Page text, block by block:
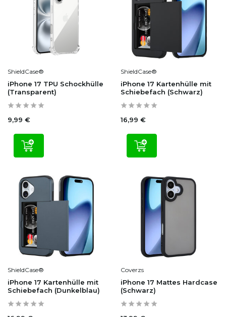
ShieldCase®
iPhone 17 TPU Schockhülle
(Transparent)
9,99 €
ShieldCase®
iPhone 17 Kartenhülle mit
Schiebefach (Schwarz)
16,99 €
ShieldCase®
iPhone 17 Kartenhülle mit
Schiebefach (Dunkelblau)
Coverzs
iPhone 17 Mattes Hardcase
(Schwarz)